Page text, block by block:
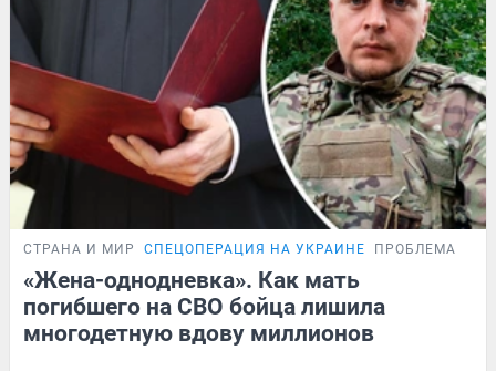
СТРАНА И МИР СПЕЦОПЕРАЦИЯ НА УКРАИНЕ ПРОБЛЕМА
«Жена-однодневка». Как мать
погибшего на СВО бойца лишила
многодетную вдову миллионов